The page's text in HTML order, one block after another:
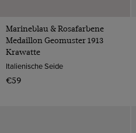
Marineblau & Rosafarbene
Medaillon Geomuster 1913
Krawatte
Italienische Seide
€59